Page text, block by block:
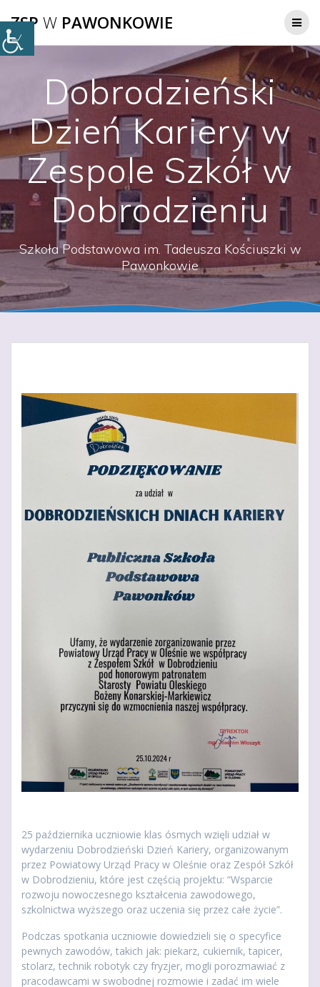
do
ZSP W PAWONKOWIE
Dobrodzieński
Dzień Kariery w
Zespole Szkół w
Dobrodzieniu
Szkoła Podstawowa im. Tadeusza Kościuszki w
Pawonkowie
25 października uczniowie klas ósmych wzięli udział w
wydarzeniu Dobrodzieński Dzień Kariery, organizowanym
przez Powiatowy Urząd Pracy w Oleśnie oraz Zespół Szkół
w Dobrodzieniu, które jest częścią projektu: “Wsparcie
rozwoju nowoczesnego kształcenia zawodowego,
szkolnictwa wyższego oraz uczenia się przez całe życie”.
Podczas spotkania uczniowie dowiedzieli się o specyfice
pewnych zawodów, takich jak: piekarz, cukiernik, tapicer,
stolarz, technik robotyk czy fryzjer, mogli porozmawiać z
pracodawcami w swobodnej rozmowie i zadać im wiele